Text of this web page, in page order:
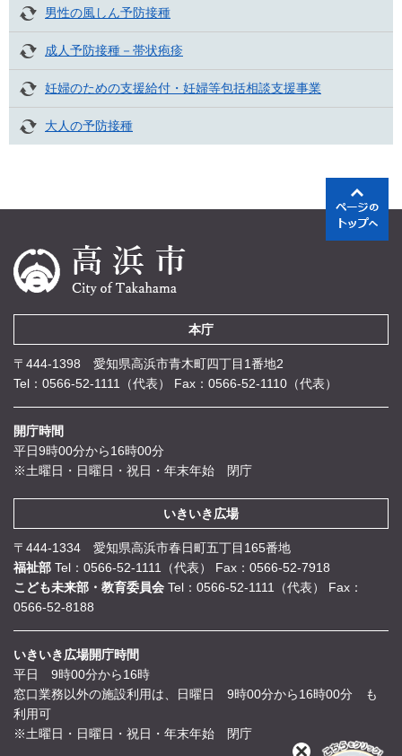
男性の風しん予防接種
成人予防接種－帯状疱疹
妊婦のための支援給付・妊婦等包括相談支援事業
大人の予防接種
本庁
〒444-1398 愛知県高浜市青木町四丁目1番地2
Tel：0566-52-1111（代表）
Fax：0566-52-1110（代表）
開庁時間
平日9時00分から16時00分
※土曜日・日曜日・祝日・年末年始 閉庁
いきいき広場
〒444-1334 愛知県高浜市春日町五丁目165番地
福祉部 Tel：0566-52-1111（代表）
Fax：0566-52-7918
こども未来部・教育委員会 Tel：0566-52-1111（代表）
Fax：
0566-52-8188
いきいき広場開庁時間
平日 9時00分から16時
窓口業務以外の施設利用は、日曜日 9時00分から16時00分 も
利用可
※土曜日・日曜日・祝日・年末年始 閉庁